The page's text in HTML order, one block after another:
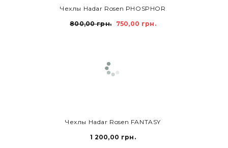
В КОРЗИНУЧехлы Hadar Rosen PHOSPHOR
800,00 грн.
750,00 грн.
Чехлы Hadar Rosen FANTASY
1 200,00 грн.